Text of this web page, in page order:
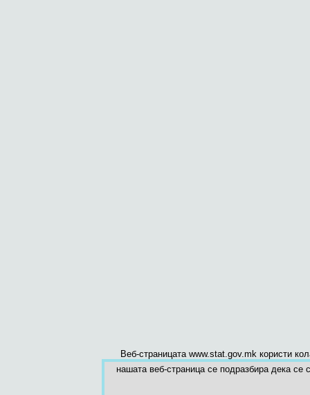
Веб-страницата www.stat.gov.mk користи
нашата веб-страница се подразбира дека се